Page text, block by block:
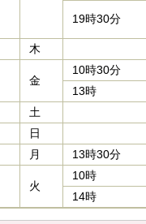
19時30分
木
金
10時30分
13時
土
日
月 13時30分
火
10時
14時